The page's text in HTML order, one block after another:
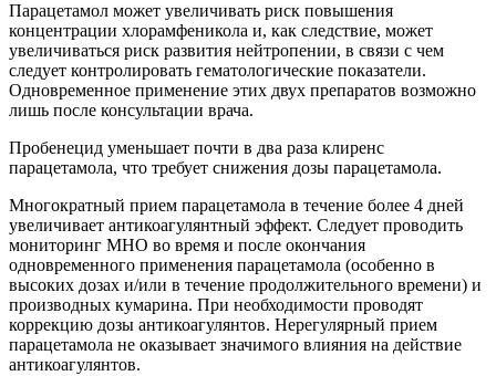
Парацетамол может увеличивать риск повышения
концентрации хлорамфеникола и, как следствие, может
увеличиваться риск развития нейтропении, в связи с чем
следует контролировать гематологические показатели.
Одновременное применение этих двух препаратов возможно
лишь после консультации врача.
Пробенецид уменьшает почти в два раза клиренс
парацетамола, что требует снижения дозы парацетамола.
Многократный прием парацетамола в течение более 4 дней
увеличивает антикоагулянтный эффект. Следует проводить
мониторинг МНО во время и после окончания
одновременного применения парацетамола (особенно в
высоких дозах и/или в течение продолжительного времени) и
производных кумарина. При необходимости проводят
коррекцию дозы антикоагулянтов. Нерегулярный прием
парацетамола не оказывает значимого влияния на действие
антикоагулянтов.